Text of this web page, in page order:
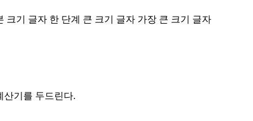
크기 글자 한 단계 큰 크기 글자 가장 큰 크기 글자
산기를 두드린다.